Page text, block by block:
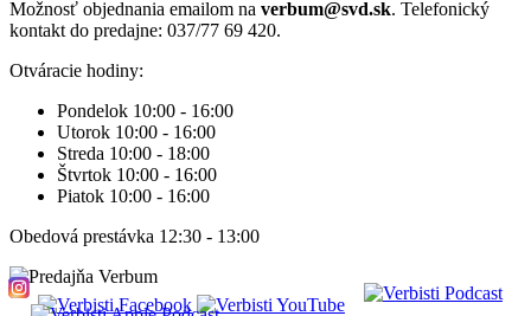
Možnosť objednania emailom na verbum@svd.sk. Telefonický
kontakt do predajne: 037/77 69 420.
Otváracie hodiny:
Pondelok 10:00 - 16:00
Utorok 10:00 - 16:00
Streda 10:00 - 18:00
Štvrtok 10:00 - 16:00
Piatok 10:00 - 16:00
Obedová prestávka 12:30 - 13:00